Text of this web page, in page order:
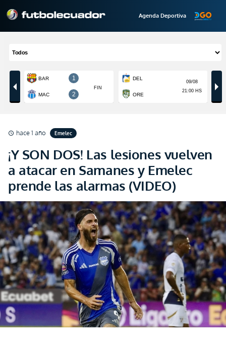
Agenda Deportiva
schedule hace 1 año Emelec
¡Y SON DOS! Las lesiones vuelven
a atacar en Samanes y Emelec
prende las alarmas (VIDEO)